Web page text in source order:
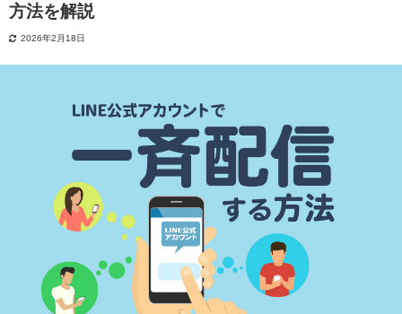
方法を解説
2026年2月18日